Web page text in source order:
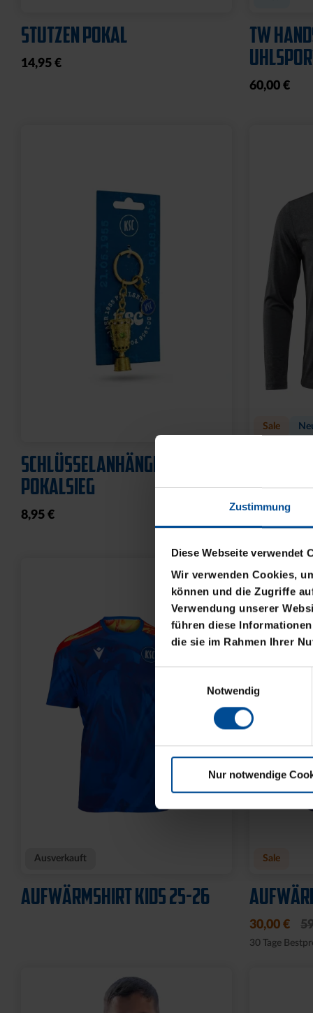
Zustimmung
Diese Webseite verwendet
Wir verwenden Cookies,
können und die Zugriffe
Verwendung unserer
führen diese
die sie im Rahmen Ihrer
Notwendig
Nur notwendige
STUTZEN POKAL
14,95 €
TW
60,00 €
SCHLÜSSELANHÄNGER
POKALSIEG
8,95 €
Sale
19,95 €
Ausverkauft
AUFWÄRMSHIRT KIDS 25-26
Sale
30,00 €
30 Tage